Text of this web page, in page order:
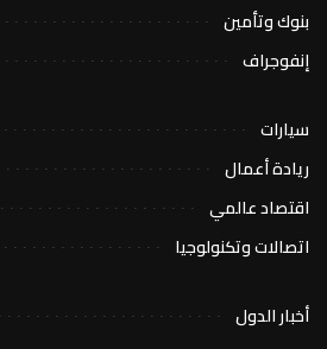
بنوك وتأمين
إنفوجراف
سيارات
ريادة أعمال
اقتصاد عالمي
اتصالات وتكنولوجيا
أخبار الدول